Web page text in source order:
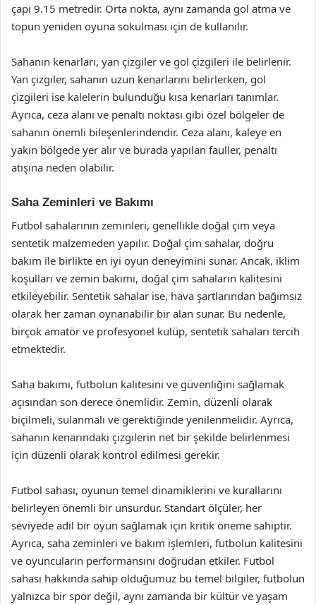
çapı 9.15 metredir. Orta nokta, aynı zamanda gol atma ve
topun yeniden oyuna sokulması için de kullanılır.
Sahanın kenarları, yan çizgiler ve gol çizgileri ile belirlenir.
Yan çizgiler, sahanın uzun kenarlarını belirlerken, gol
çizgileri ise kalelerin bulunduğu kısa kenarları tanımlar.
Ayrıca, ceza alanı ve penaltı noktası gibi özel bölgeler de
sahanın önemli bileşenlerindendir. Ceza alanı, kaleye en
yakın bölgede yer alır ve burada yapılan fauller, penaltı
atışına neden olabilir.
Saha Zeminleri ve Bakımı
Futbol sahalarının zeminleri, genellikle doğal çim veya
sentetik malzemeden yapılır. Doğal çim sahalar, doğru
bakım ile birlikte en iyi oyun deneyimini sunar. Ancak, iklim
koşulları ve zemin bakımı, doğal çim sahaların kalitesini
etkileyebilir. Sentetik sahalar ise, hava şartlarından bağımsız
olarak her zaman oynanabilir bir alan sunar. Bu nedenle,
birçok amatör ve profesyonel kulüp, sentetik sahaları tercih
etmektedir.
Saha bakımı, futbolun kalitesini ve güvenliğini sağlamak
açısından son derece önemlidir. Zemin, düzenli olarak
biçilmeli, sulanmalı ve gerektiğinde yenilenmelidir. Ayrıca,
sahanın kenarındaki çizgilerin net bir şekilde belirlenmesi
için düzenli olarak kontrol edilmesi gerekir.
Futbol sahası, oyunun temel dinamiklerini ve kurallarını
belirleyen önemli bir unsurdur. Standart ölçüler, her
seviyede adil bir oyun sağlamak için kritik öneme sahiptir.
Ayrıca, saha zeminleri ve bakım işlemleri, futbolun kalitesini
ve oyuncuların performansını doğrudan etkiler. Futbol
sahası hakkında sahip olduğumuz bu temel bilgiler, futbolun
yalnızca bir spor değil, aynı zamanda bir kültür ve yaşam